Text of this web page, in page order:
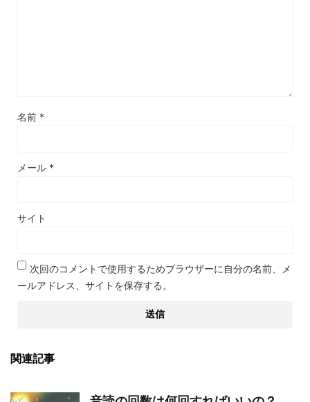
名前 *
メール *
サイト
次回のコメントで使用するためブラウザーに自分の名前、メ
ールアドレス、サイトを保存する。
関連記事